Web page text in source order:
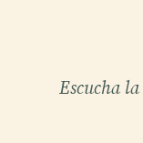
Escucha